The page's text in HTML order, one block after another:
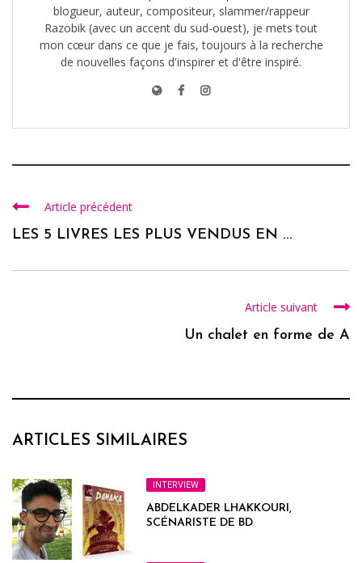
blogueur, auteur, compositeur, slammer/rappeur
Razobik (avec un accent du sud-ouest), je mets tout
mon cœur dans ce que je fais, toujours à la recherche
de nouvelles façons d'inspirer et d'être inspiré.
Article précédent
LES 5 LIVRES LES PLUS VENDUS EN ...
Article suivant
Un chalet en forme de A
ARTICLES SIMILAIRES
INTERVIEW
ABDELKADER LHAKKOURI,
SCÉNARISTE DE BD